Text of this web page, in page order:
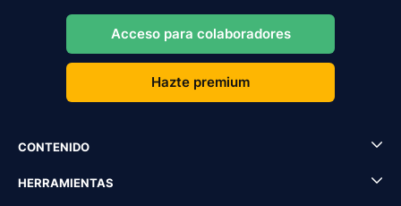
Acceso para colaboradores
Hazte premium
CONTENIDO
HERRAMIENTAS